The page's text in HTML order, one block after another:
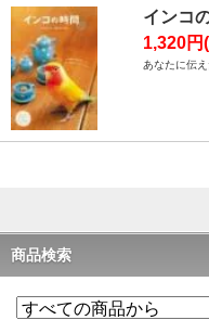
インコ
1,320円
あなたに伝
商品検索